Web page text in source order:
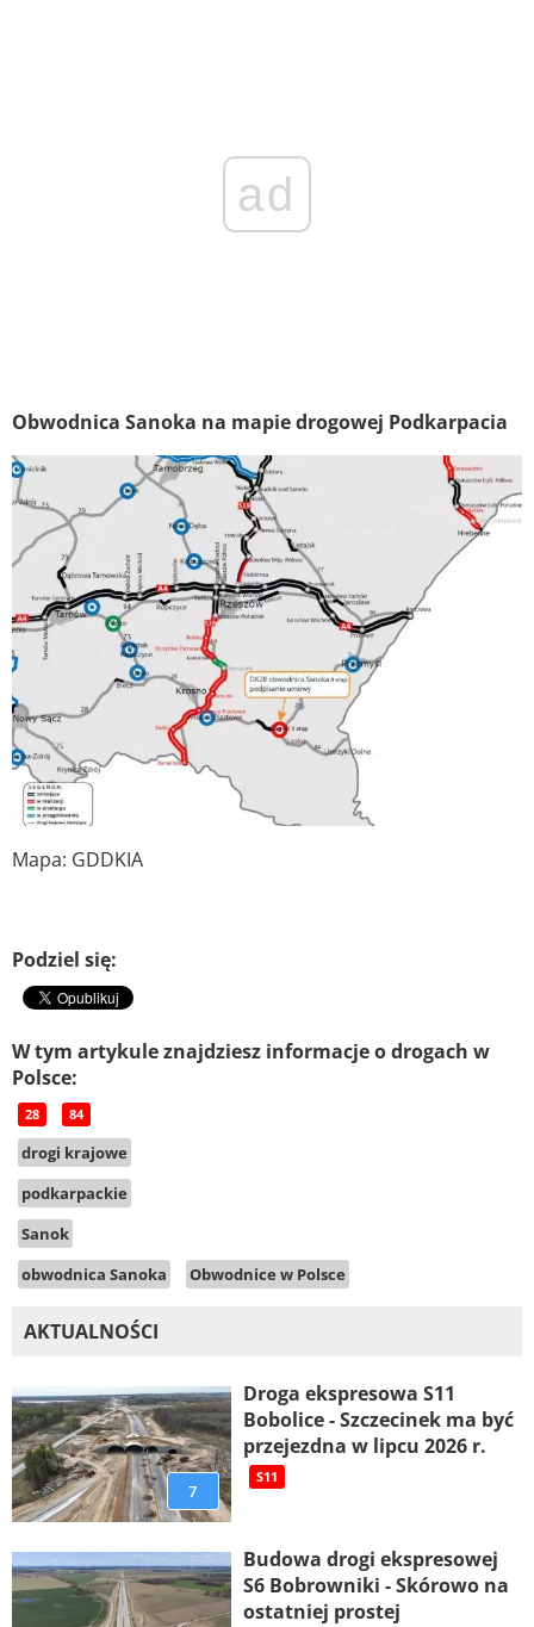
ad
Obwodnica Sanoka na mapie drogowej Podkarpacia
Mapa: GDDKIA
Podziel się:
W tym artykule znajdziesz informacje o drogach w
Polsce:
28 84
drogi krajowe
podkarpackie
Sanok
obwodnica Sanoka
Obwodnice w Polsce
AKTUALNOŚCI
7
Droga ekspresowa S11
Bobolice - Szczecinek ma być
przejezdna w lipcu 2026 r.
S11
Budowa drogi ekspresowej
S6 Bobrowniki - Skórowo na
ostatniej prostej